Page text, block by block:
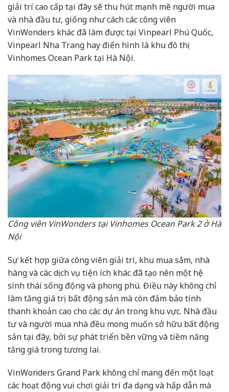
giải trí cao cấp tại đây sẽ thu hút mạnh mẽ người mua
và nhà đầu tư, giống như cách các công viên
VinWonders khác đã làm được tại Vinpearl Phú Quốc,
Vinpearl Nha Trang hay điển hình là khu đô thị
Vinhomes Ocean Park tại Hà Nội.
Công viên VinWonders tại Vinhomes Ocean Park 2 ở Hà
Nội
Sự kết hợp giữa công viên giải trí, khu mua sắm, nhà
hàng và các dịch vụ tiện ích khác đã tạo nên một hệ
sinh thái sống động và phong phú. Điều này không chỉ
làm tăng giá trị bất động sản mà còn đảm bảo tính
thanh khoản cao cho các dự án trong khu vực. Nhà đầu
tư và người mua nhà đều mong muốn sở hữu bất động
sản tại đây, bởi sự phát triển bền vững và tiềm năng
tăng giá trong tương lai.
VinWonders Grand Park không chỉ mang đến một loạt
các hoạt động vui chơi giải trí đa dạng và hấp dẫn mà